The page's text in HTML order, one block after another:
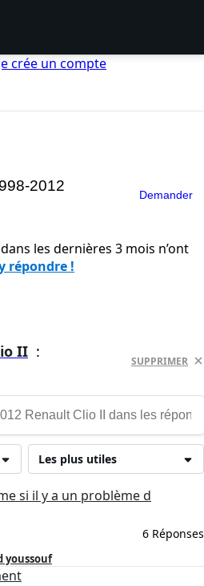
crée un compte
2012
Demander
les dernières 3 mois n’ont
répondre !
II :
SUPPRIMER
Les plus utiles
si il y a un problème d
6 Réponses
youssouf